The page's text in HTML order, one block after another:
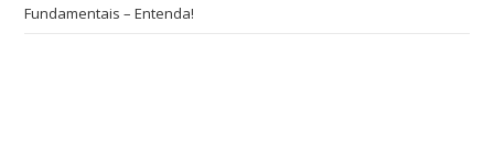
Fundamentais – Entenda!